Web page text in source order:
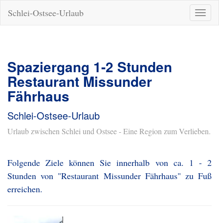
ein-/
Schlei-Ostsee-Urlaub
Spaziergang 1-2 Stunden
Restaurant Missunder
Fährhaus
Schlei-Ostsee-Urlaub
Urlaub zwischen Schlei und Ostsee - Eine Region zum Verlieben.
Folgende Ziele können Sie innerhalb von ca. 1 - 2
Stunden von "Restaurant Missunder Fährhaus" zu Fuß
erreichen.